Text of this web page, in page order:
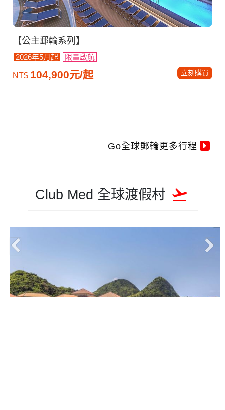
【公主郵輪系列】
2026年5月起 限量啟航
NT$ 104,900元/起 立刻購買
Go全球郵輪更多行程
Club Med 全球渡假村